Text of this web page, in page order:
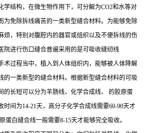
学结构，在微生物作用下，可分解为CO2和水等对
为免除拆线痛苦的一类新型缝合材料。为能够免除
烦，特别对腹腔内的器官或组织以及不便拆线的伤
院进行伤口缝合普遍采用的是可吸收缝纫线
术过程当中，植入到人体组织内，能够被人体降解
的一类新型的缝合材料。根据新型缝合材料的可吸
的长短可以分为羊肠线、化学合成线、 的胶原蛋
时间为14-21天，高分子化学合成线需要60-90天才
蛋白缝合线一般需要8-15天才能够完全吸收。